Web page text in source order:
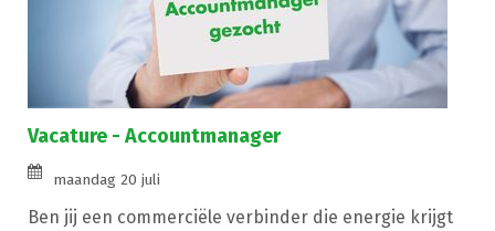
Vacature - Accountmanager
maandag 20 juli
Ben jij een commerciële verbinder die energie krijgt